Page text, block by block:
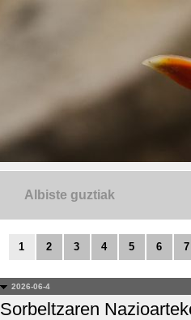
Albiste guztiak
1 2 3 4 5 6 7
2026-06-4
Sorbeltzaren